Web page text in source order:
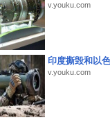
v.youku.com
印度撕毁和以
v.youku.com